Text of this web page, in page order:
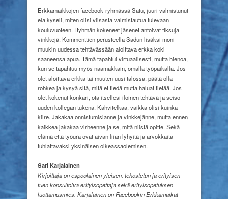
Erkkamaikkojen facebook-ryhmässä Satu, juuri valmistunut
ela kyseli, miten olisi viisasta valmistautua tulevaan
kouluvuoteen. Ryhmän kokeneet jäsenet antoivat fiksuja
vinkkejä. Kommenttien perusteella Sadun lisäksi moni
muukin uudessa tehtävässään aloittava erkka koki
saaneensa apua. Tämä tapahtui virtuaalisesti, mutta hienoa,
kun se tapahtuu myös naamakkain, omalla työpaikalla. Jos
olet aloittava erkka tai muuten uusi talossa, päätä olla
rohkea ja kysyä sitä, mitä et tiedä mutta haluat tietää. Jos
olet kokenut konkari, ota itsellesi iloinen tehtävä ja seiso
uuden kollegan tukena. Kahvitelkaa, vaikka olisi kuinka
kiire. Jakakaa onnistumisianne ja vinkkejänne, mutta ennen
kaikkea jakakaa virheenne ja se, mitä niistä opitte. Sekä
elämä että työura ovat aivan liian lyhyitä ja arvokkaita
tuhlattavaksi yksinäisen oikeassaolemisen.
Sari Karjalainen
Kirjoittaja on espoolainen yleisen, tehostetun ja erityisen
tuen konsultoiva erityisopettaja sekä erityisopetuksen
luottamusmies. Karjalainen on Facebookin Erkkamaikat-